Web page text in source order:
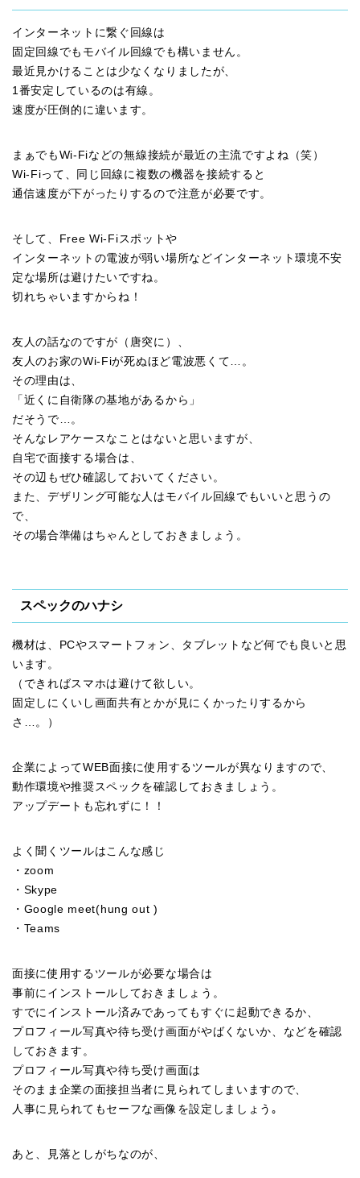
インターネットに繋ぐ回線は
固定回線でもモバイル回線でも構いません。
最近見かけることは少なくなりましたが、
1番安定しているのは有線。
速度が圧倒的に違います。
まぁでもWi-Fiなどの無線接続が最近の主流ですよね（笑）
Wi-Fiって、同じ回線に複数の機器を接続すると
通信速度が下がったりするので注意が必要です。
そして、Free Wi-Fiスポットや
インターネットの電波が弱い場所などインターネット環境不安
定な場所は避けたいですね。
切れちゃいますからね！
友人の話なのですが（唐突に）、
友人のお家のWi-Fiが死ぬほど電波悪くて…。
その理由は、
「近くに自衛隊の基地があるから」
だそうで…。
そんなレアケースなことはないと思いますが、
自宅で面接する場合は、
その辺もぜひ確認しておいてください。
また、デザリング可能な人はモバイル回線でもいいと思うの
で、
その場合準備はちゃんとしておきましょう。
スペックのハナシ
機材は、PCやスマートフォン、タブレットなど何でも良いと思
います。
（できればスマホは避けて欲しい。
固定しにくいし画面共有とかが見にくかったりするから
さ…。）
企業によってWEB面接に使用するツールが異なりますので、
動作環境や推奨スペックを確認しておきましょう。
アップデートも忘れずに！！
よく聞くツールはこんな感じ
・zoom
・Skype
・Google meet(hung out )
・Teams
面接に使用するツールが必要な場合は
事前にインストールしておきましょう。
すでにインストール済みであってもすぐに起動できるか、
プロフィール写真や待ち受け画面がやばくないか、などを確認
しておきます。
プロフィール写真や待ち受け画面は
そのまま企業の面接担当者に見られてしまいますので、
人事に見られてもセーフな画像を設定しましょう｡
あと、見落としがちなのが、